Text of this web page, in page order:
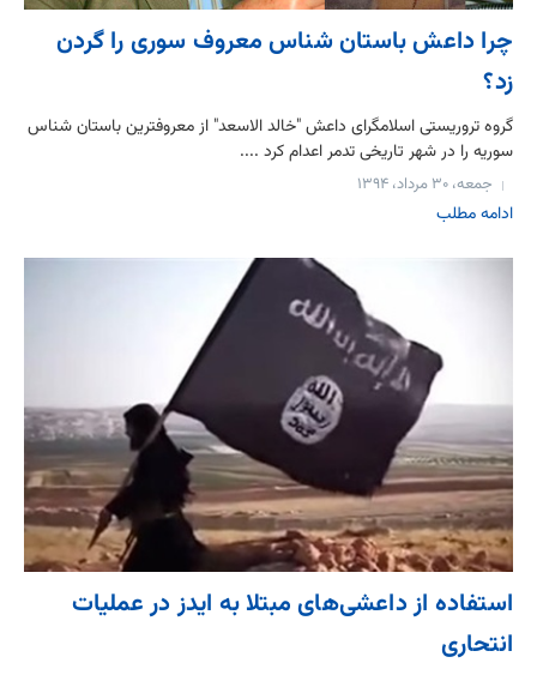
چرا داعش باستان شناس معروف سوری را گردن
زد؟
گروه تروریستی اسلامگرای داعش "خالد الاسعد" از معروفترین باستان شناس
سوریه را در شهر تاریخی تدمر اعدام کرد ....
جمعه، ۳۰ مرداد، ۱۳۹۴
ادامه مطلب
استفاده از داعشی‌های مبتلا به ایدز در عملیات‌
انتحاری